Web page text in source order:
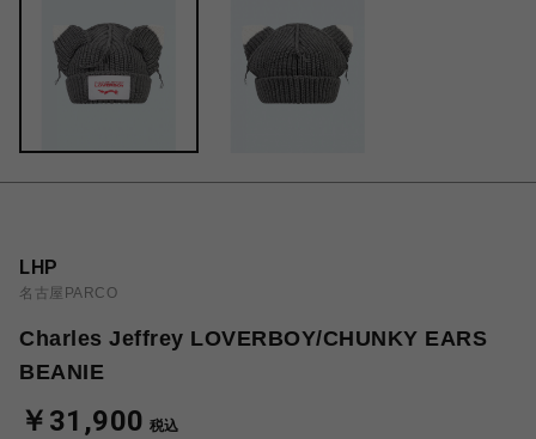
LHP
名古屋PARCO
Charles Jeffrey LOVERBOY/CHUNKY EARS
BEANIE
￥31,900 税込